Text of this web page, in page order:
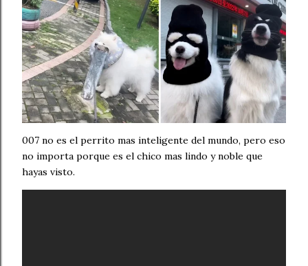
007 no es el perrito mas inteligente del mundo, pero eso
no importa porque es el chico mas lindo y noble que
hayas visto.